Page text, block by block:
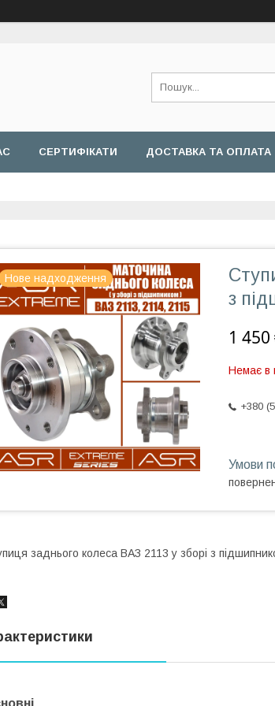
СЕРТИФІКАТИ ДОСТАВКА ТА ОПЛАТА
Нове надходження
з
1 450
Немає в
+380
заднього колеса ВАЗ 2113 у зборі з